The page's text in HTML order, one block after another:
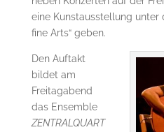
eine Kunstausstellung unter
fine Arts“ geben.
Den Auftakt
bildet am
Freitagabend
das Ensemble
ZENTRALQUART